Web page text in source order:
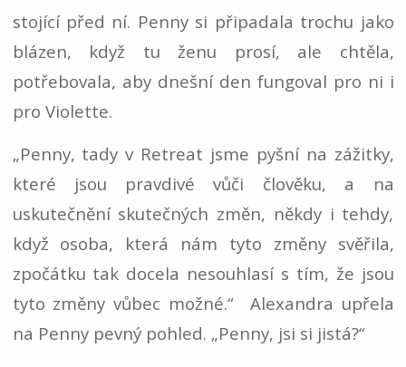
stojící před ní. Penny si připadala trochu jako
blázen, když tu ženu prosí, ale chtěla,
potřebovala, aby dnešní den fungoval pro ni i
pro Violette.
„Penny, tady v Retreat jsme pyšní na zážitky,
které jsou pravdivé vůči člověku, a na
uskutečnění skutečných změn, někdy i tehdy,
když osoba, která nám tyto změny svěřila,
zpočátku tak docela nesouhlasí s tím, že jsou
tyto změny vůbec možné.“ Alexandra upřela
na Penny pevný pohled. „Penny, jsi si jistá?“